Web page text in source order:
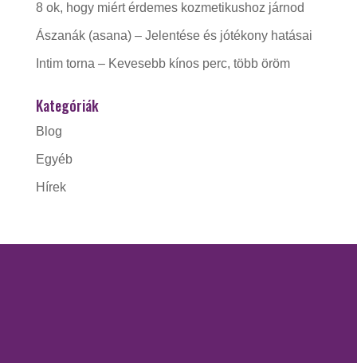
8 ok, hogy miért érdemes kozmetikushoz járnod
Ászanák (asana) – Jelentése és jótékony hatásai
Intim torna – Kevesebb kínos perc, több öröm
Kategóriák
Blog
Egyéb
Hírek